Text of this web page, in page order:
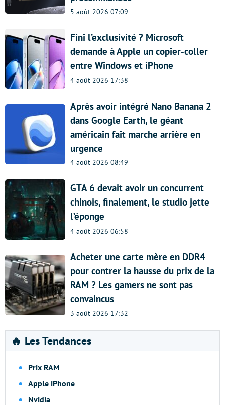
5 août 2026 07:09
Fini l’exclusivité ? Microsoft
demande à Apple un copier-coller
entre Windows et iPhone
4 août 2026 17:38
Après avoir intégré Nano Banana 2
dans Google Earth, le géant
américain fait marche arrière en
urgence
4 août 2026 08:49
GTA 6 devait avoir un concurrent
chinois, finalement, le studio jette
l’éponge
4 août 2026 06:58
Acheter une carte mère en DDR4
pour contrer la hausse du prix de la
RAM ? Les gamers ne sont pas
convaincus
3 août 2026 17:32
🔥 Les Tendances
Prix RAM
Apple iPhone
Nvidia